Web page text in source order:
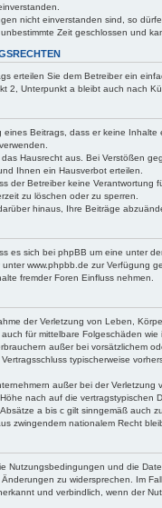
nicht einverstanden sind, so
Zeit geschlossen und
erteilen Sie dem Betreiber ein
2, Unterpunkt a bleibt auch nach
eines Beitrags, dass er keine
Hausrecht aus. Bei Verstößen
Ihnen ein Hausverbot erteilen.
der Betreiber keine Verantwortung
zu löschen oder zu sperren.
hinaus, Ihre Beiträge
es sich bei phpBB um eine unter der
www.phpbb.de zur Verfügung
fremder Foren Einfluss nehmen.
der Verletzung von Leben,
für mittelbare Folgeschäden
außer bei vorsätzlichem
typischerweise
außer bei der
nach auf die vertragstypischen
a bis c gilt sinngemäß auch
zwingendem nationalem Recht
Nutzungsbedingungen und die
zu widersprechen. Im
und verbindlich, wenn der